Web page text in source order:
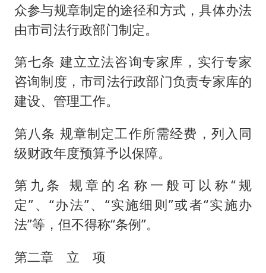
众参与规章制定的途径和方式，具体办法
由市司法行政部门制定。
第七条 建立立法咨询专家库，实行专家
咨询制度，市司法行政部门负责专家库的
建设、管理工作。
第八条 规章制定工作所需经费，列入同
级财政年度预算予以保障。
第九条 规章的名称一般可以称“规
定”、“办法”、“实施细则”或者“实施办
法”等，但不得称“条例”。
第二章 立 项